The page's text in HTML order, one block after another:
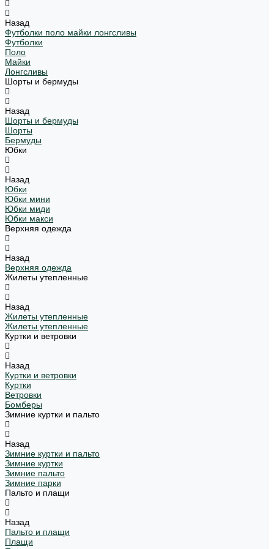
Назад
Футболки поло майки лонгсливы
Футболки
Поло
Майки
Лонгсливы
Шорты и бермуды
Назад
Шорты и бермуды
Шорты
Бермуды
Юбки
Назад
Юбки
Юбки мини
Юбки миди
Юбки макси
Верхняя одежда
Назад
Верхняя одежда
Жилеты утепленные
Назад
Жилеты утепленные
Жилеты утепленные
Куртки и ветровки
Назад
Куртки и ветровки
Куртки
Ветровки
Бомберы
Зимние куртки и пальто
Назад
Зимние куртки и пальто
Зимние куртки
Зимние пальто
Зимние парки
Пальто и плащи
Назад
Пальто и плащи
Плащи